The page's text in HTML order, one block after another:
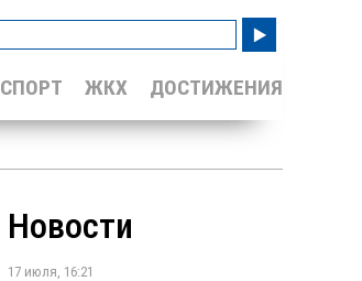
ДОСТИЖЕНИЯ
ЖКХ
СПОРТ
Новости
17 июля, 16:21